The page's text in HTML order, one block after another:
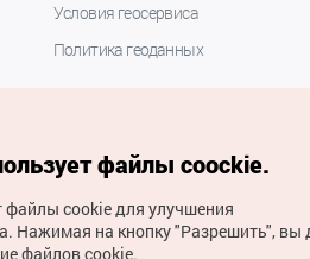
Условия геосервиса
Политика геоданных
файлы coockie.
файлы cookie для улучшения
Нажимая на кнопку "Разрешить", вы
файлов cookie.